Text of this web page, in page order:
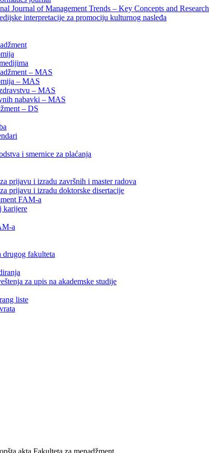
Journal of Management Trends – Key Concepts and Research
interpretacije za promociju kulturnog nasleđa
– MAS
– MAS
– MAS
nabavki – MAS
– DS
i smernice za plaćanja
prijavu i izradu završnih i master radova
prijavu i izradu doktorske disertacije
FAM-a
karijere
a
drugog fakulteta
za upis na akademske studije
liste